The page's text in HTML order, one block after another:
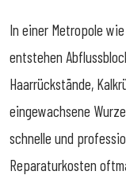
In einer Metropole
entstehen
Haarrückstände,
eingewachsene
schnelle und
Reparaturkosten